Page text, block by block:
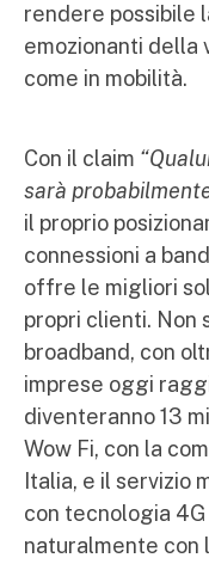
rendere possibile
emozionanti della
come in mobilità.
Con il claim
sarà
il proprio
connessioni a
offre le migliori
propri clienti. Non
broadband, con
imprese oggi
diventeranno 13
Wow Fi, con la
Italia, e il servizio
con tecnologia
naturalmente con